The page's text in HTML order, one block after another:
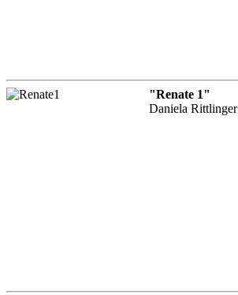
"Renate 1"
Daniela Rittlinger